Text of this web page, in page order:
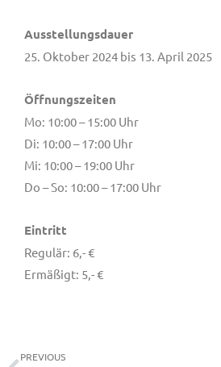
Ausstellungsdauer
25. Oktober 2024 bis 13. April 2025
Öffnungszeiten
Mo: 10:00 – 15:00 Uhr
Di: 10:00 – 17:00 Uhr
Mi: 10:00 – 19:00 Uhr
Do – So: 10:00 – 17:00 Uhr
Eintritt
Regulär: 6,- €
Ermäßigt: 5,- €
Zurück
PREVIOUS